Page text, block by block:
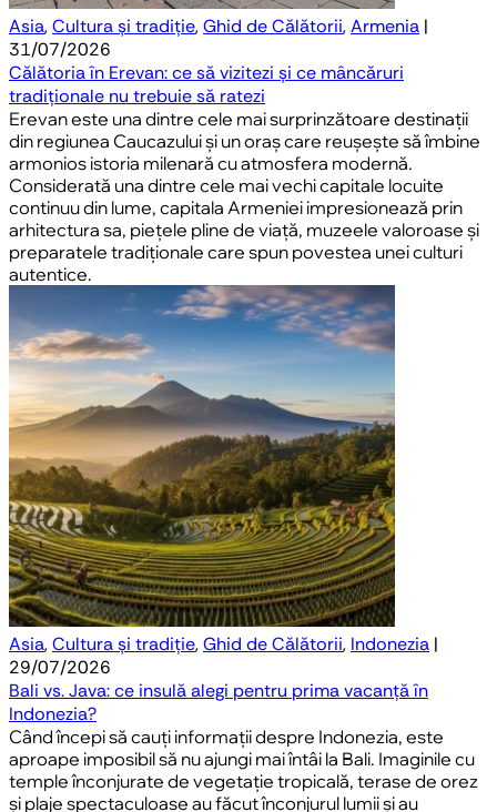
Asia,Cultura și tradiție,Ghid de Călătorii,Armenia |
31/07/2026
Călătoria în Erevan: ce să vizitezi și ce mâncăruri
tradiționale nu trebuie să ratezi
Erevan este una dintre cele mai surprinzătoare destinații
din regiunea Caucazului și un oraș care reușește să îmbine
armonios istoria milenară cu atmosfera modernă.
Considerată una dintre cele mai vechi capitale locuite
continuu din lume, capitala Armeniei impresionează prin
arhitectura sa, piețele pline de viață, muzeele valoroase și
preparatele tradiționale care spun povestea unei culturi
autentice.
Asia,Cultura și tradiție,Ghid de Călătorii, Indonezia |
29/07/2026
Bali vs. Java: ce insulă alegi pentru prima vacanță în
Indonezia?
Când începi să cauți informații despre Indonezia, este
aproape imposibil să nu ajungi mai întâi la Bali. Imaginile cu
temple înconjurate de vegetație tropicală, terase de orez
și plaje spectaculoase au făcut înconjurul lumii și au